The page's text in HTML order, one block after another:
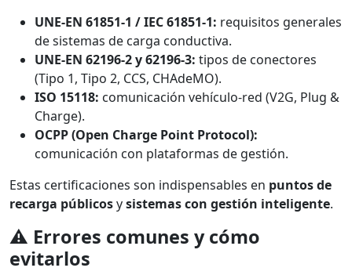
UNE-EN 61851-1 / IEC 61851-1: requisitos generales
de sistemas de carga conductiva.
UNE-EN 62196-2 y 62196-3: tipos de conectores
(Tipo 1, Tipo 2, CCS, CHAdeMO).
ISO 15118: comunicación vehículo-red (V2G, Plug &
Charge).
OCPP (Open Charge Point Protocol):
comunicación con plataformas de gestión.
Estas certificaciones son indispensables en puntos de
recarga públicosysistemas con gestión inteligente.
⚠️ Errores comunes y cómo
evitarlos